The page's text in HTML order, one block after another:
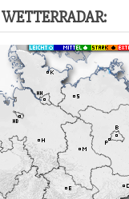
WET­TER­RA­DAR: